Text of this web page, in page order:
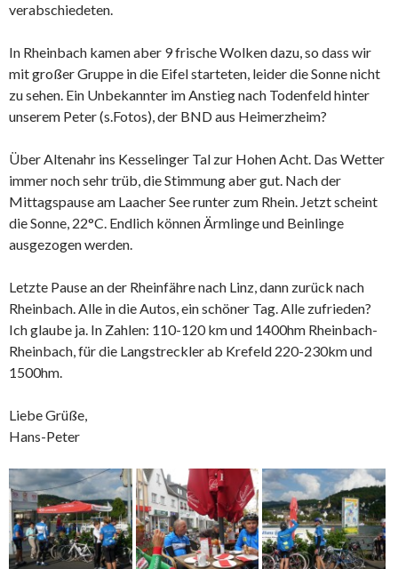
verabschiedeten.
In Rheinbach kamen aber 9 frische Wolken dazu, so dass wir
mit großer Gruppe in die Eifel starteten, leider die Sonne nicht
zu sehen. Ein Unbekannter im Anstieg nach Todenfeld hinter
unserem Peter (s.Fotos), der BND aus Heimerzheim?
Über Altenahr ins Kesselinger Tal zur Hohen Acht. Das Wetter
immer noch sehr trüb, die Stimmung aber gut. Nach der
Mittagspause am Laacher See runter zum Rhein. Jetzt scheint
die Sonne, 22°C. Endlich können Ärmlinge und Beinlinge
ausgezogen werden.
Letzte Pause an der Rheinfähre nach Linz, dann zurück nach
Rheinbach. Alle in die Autos, ein schöner Tag. Alle zufrieden?
Ich glaube ja. In Zahlen: 110-120 km und 1400hm Rheinbach-
Rheinbach, für die Langstreckler ab Krefeld 220-230km und
1500hm.
Liebe Grüße,
Hans-Peter